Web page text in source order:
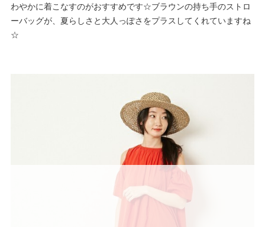
わやかに着こなすのがおすすめです☆ブラウンの持ち手のストロ
ーバッグが、夏らしさと大人っぽさをプラスしてくれていますね
☆